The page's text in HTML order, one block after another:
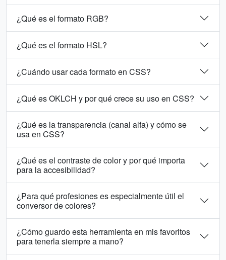
¿Qué es el formato RGB?
¿Qué es el formato HSL?
¿Cuándo usar cada formato en CSS?
¿Qué es OKLCH y por qué crece su uso en CSS?
¿Qué es la transparencia (canal alfa) y cómo se
usa en CSS?
¿Qué es el contraste de color y por qué importa
para la accesibilidad?
¿Para qué profesiones es especialmente útil el
conversor de colores?
¿Cómo guardo esta herramienta en mis favoritos
para tenerla siempre a mano?